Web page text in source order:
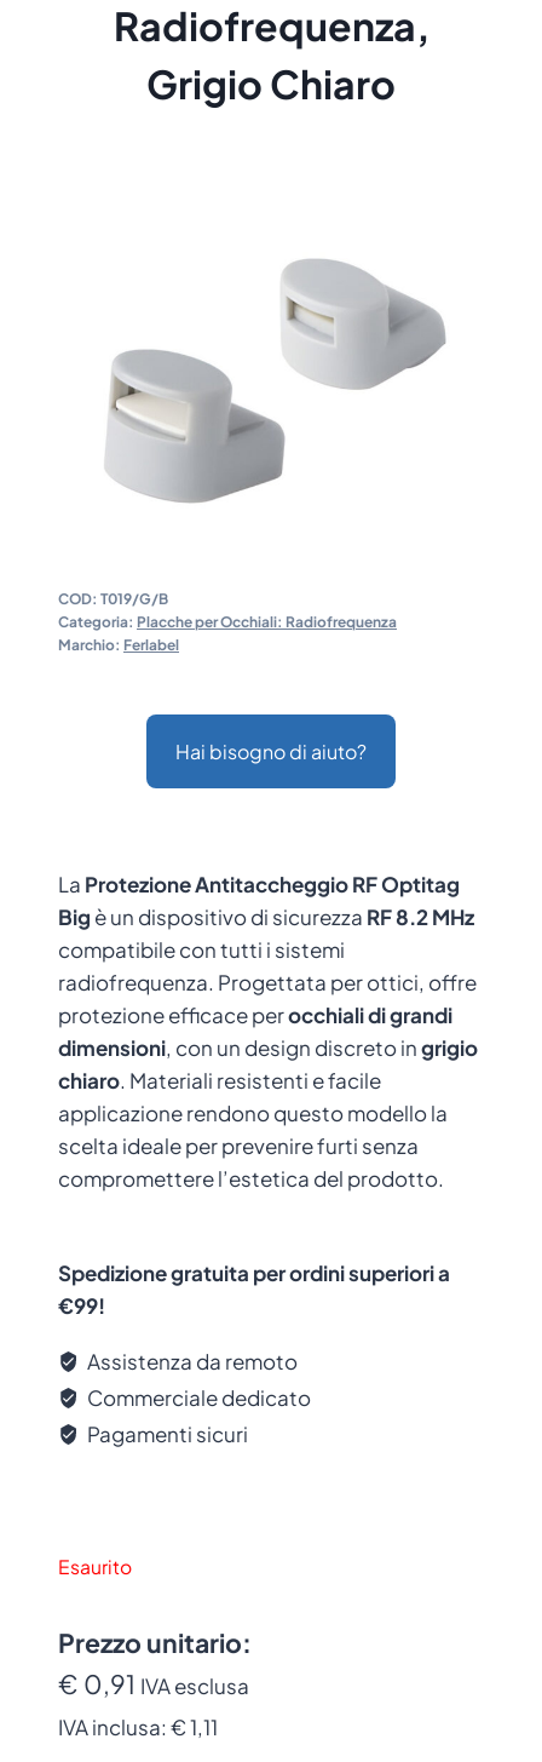
Radiofrequenza,
Grigio Chiaro
COD: T019/G/B
Categoria: Placche per Occhiali: Radiofrequenza
Marchio: Ferlabel
Hai bisogno di aiuto?
La Protezione Antitaccheggio RF Optitag
Big è un dispositivo di sicurezza RF 8.2 MHz
compatibile con tutti i sistemi
radiofrequenza. Progettata per ottici, offre
protezione efficace perocchiali di grandi
dimensioni, con un design discreto ingrigio
chiaro. Materiali resistenti e facile
applicazione rendono questo modello la
scelta ideale per prevenire furti senza
compromettere l’estetica del prodotto.
Spedizione gratuita per ordini superiori a
€99!
Assistenza da remoto
Commerciale dedicato
Pagamenti sicuri
Esaurito
Prezzo unitario:
€ 0,91 IVA esclusa
IVA inclusa: € 1,11